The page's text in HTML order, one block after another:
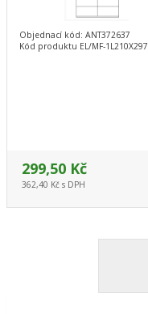
Objednací kód: ANT372637
Kód produktu EL/MF-1L210X297
299,50 Kč
362,40 Kč s DPH